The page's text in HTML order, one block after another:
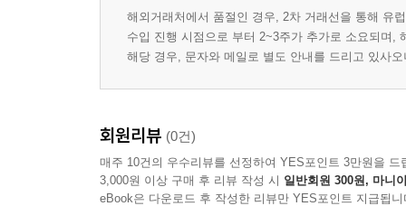
해외거래처에서 품절인 경우, 2차 거래선을 통해 유
수입 진행 시점으로 부터 2~3주가 추가로 소요되며,
해당 경우, 문자와 메일로 별도 안내를 드리고 있사
회원리뷰 (0건)
매주 10건의 우수리뷰를 선정하여 YES포인트 3만원을 드
3,000원 이상 구매 후 리뷰 작성 시 일반회원 300원, 마니
eBook은 다운로드 후 작성한 리뷰만 YES포인트 지급됩니